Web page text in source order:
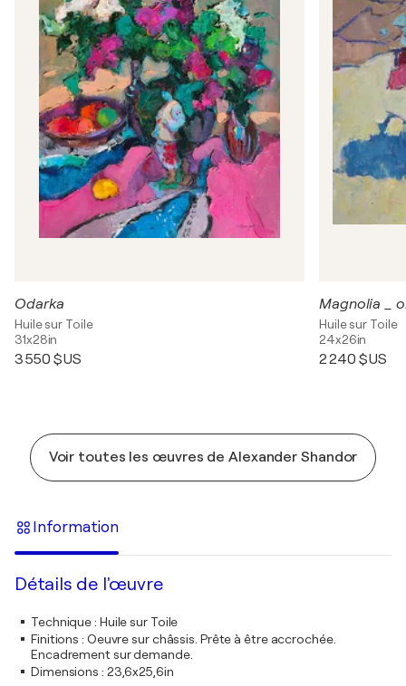
Odarka
Huile sur Toile
31x28in
3 550 $US
Huile sur Toile
24x26in
2 240 $US
Voir toutes les œuvres de Alexander Shandor
Information
Détails de l'œuvre
Technique: Huile sur Toile
Finitions : Oeuvre sur châssis. Prête à être accrochée.
Encadrement sur demande.
Dimensions : 23,6x25,6in